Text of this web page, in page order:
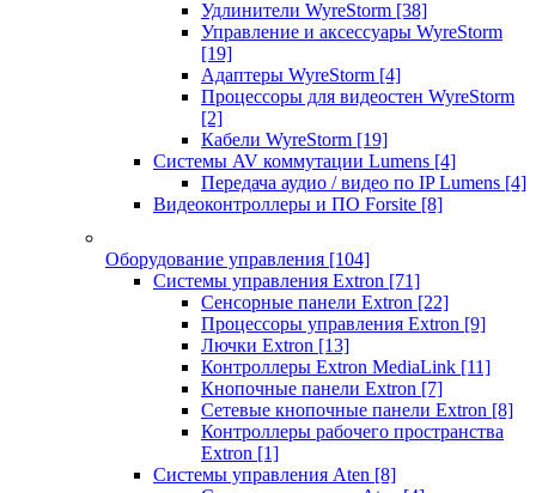
Удлинители WyreStorm [38]
Управление и аксессуары WyreStorm
[19]
Адаптеры WyreStorm [4]
Процессоры для видеостен WyreStorm
[2]
Кабели WyreStorm [19]
Системы AV коммутации Lumens [4]
Передача аудио / видео по IP Lumens [4]
Видеоконтроллеры и ПО Forsite [8]
Оборудование управления [104]
Системы управления Extron [71]
Сенсорные панели Extron [22]
Процессоры управления Extron [9]
Лючки Extron [13]
Контроллеры Extron MediaLink [11]
Кнопочные панели Extron [7]
Сетевые кнопочные панели Extron [8]
Контроллеры рабочего пространства
Extron [1]
Системы управления Aten [8]